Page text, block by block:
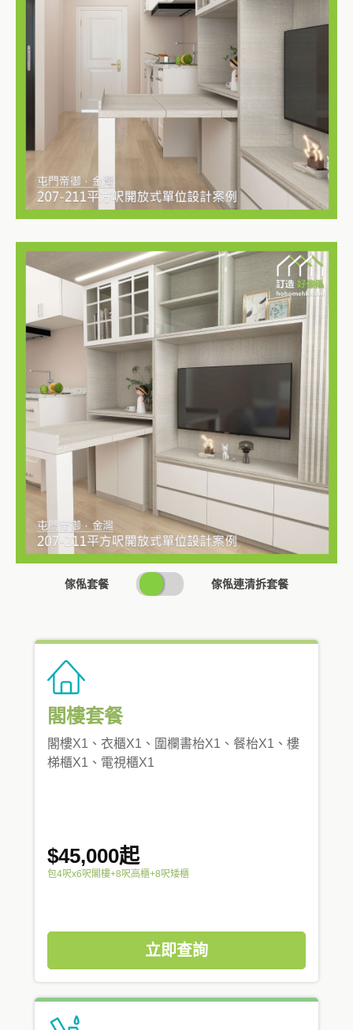
傢俬套餐
SWITCH
PRICING
傢俬連清拆套餐
閣樓套餐
閣樓X1、衣櫃X1、圍欄書枱X1、餐枱X1、樓
梯櫃X1、電視櫃X1
$45,000起
包4呎x6呎閣樓+8呎高櫃+8呎矮櫃
立即查詢